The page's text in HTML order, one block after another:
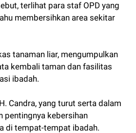
terlihat para staf OPD yang
membersihkan area sekitar
tanaman liar, mengumpulkan
kembali taman dan fasilitas
ibadah.
Candra, yang turut serta dalam
pentingnya kebersihan
di tempat-tempat ibadah.